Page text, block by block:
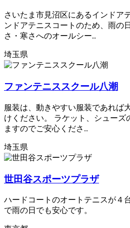
さいたま市見沼区にあるインドア
ンドアテニスコートのため、雨の
さ・寒さへのオールシー..
埼玉県
ファンテニススクール八潮
服装は、動きやすい服装であれば
けください。 ラケット、シューズ
ますのでご安心くださ..
埼玉県
世田谷スポーツプラザ
ハードコートのオートテニスが４
で雨の日でも安心です。